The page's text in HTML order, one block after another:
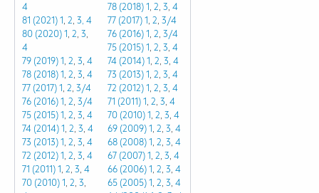
4
81 (2021)1, 2, 3, 4
80 (2020)1, 2, 3,
4
79 (2019)1, 2, 3, 4
78 (2018)1, 2, 3, 4
77 (2017)1, 2, 3/4
76 (2016)1, 2, 3/4
75 (2015)1, 2, 3, 4
74 (2014)1, 2, 3, 4
73 (2013)1, 2, 3, 4
72 (2012)1, 2, 3, 4
71 (2011)1, 2, 3, 4
70 (2010)1, 2, 3,
78 (2018)1, 2, 3, 4
77 (2017)1, 2, 3/4
76 (2016)1, 2, 3/4
75 (2015)1, 2, 3, 4
74 (2014)1, 2, 3, 4
73 (2013)1, 2, 3, 4
72 (2012)1, 2, 3, 4
71 (2011)1, 2, 3, 4
70 (2010)1, 2, 3, 4
69 (2009)1, 2, 3, 4
68 (2008)1, 2, 3, 4
67 (2007)1, 2, 3, 4
66 (2006)1, 2, 3, 4
65 (2005)1, 2, 3, 4